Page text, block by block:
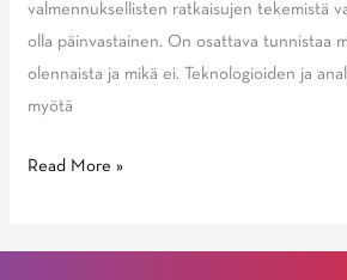
valmennuksellisten ratkaisujen tekemistä
olla päinvastainen. On osattava tunnistaa
olennaista ja mikä ei. Teknologioiden ja
myötä
Blogi:
Read More »